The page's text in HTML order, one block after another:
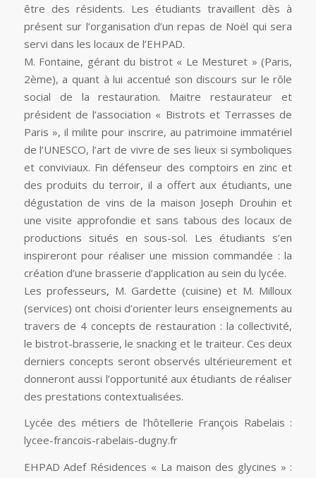
être des résidents. Les étudiants travaillent dès à
présent sur l’organisation d’un repas de Noël qui sera
servi dans les locaux de l’EHPAD.
M. Fontaine, gérant du bistrot « Le Mesturet » (Paris,
2ème), a quant à lui accentué son discours sur le rôle
social de la restauration. Maitre restaurateur et
président de l’association « Bistrots et Terrasses de
Paris », il milite pour inscrire, au patrimoine immatériel
de l’UNESCO, l’art de vivre de ses lieux si symboliques
et conviviaux. Fin défenseur des comptoirs en zinc et
des produits du terroir, il a offert aux étudiants, une
dégustation de vins de la maison Joseph Drouhin et
une visite approfondie et sans tabous des locaux de
productions situés en sous-sol. Les étudiants s’en
inspireront pour réaliser une mission commandée : la
création d’une brasserie d’application au sein du lycée.
Les professeurs, M. Gardette (cuisine) et M. Milloux
(services) ont choisi d’orienter leurs enseignements au
travers de 4 concepts de restauration : la collectivité,
le bistrot-brasserie, le snacking et le traiteur. Ces deux
derniers concepts seront observés ultérieurement et
donneront aussi l’opportunité aux étudiants de réaliser
des prestations contextualisées.
Lycée des métiers de l’hôtellerie François Rabelais :
lycee-francois-rabelais-dugny.fr
EHPAD Adef Résidences « La maison des glycines » :